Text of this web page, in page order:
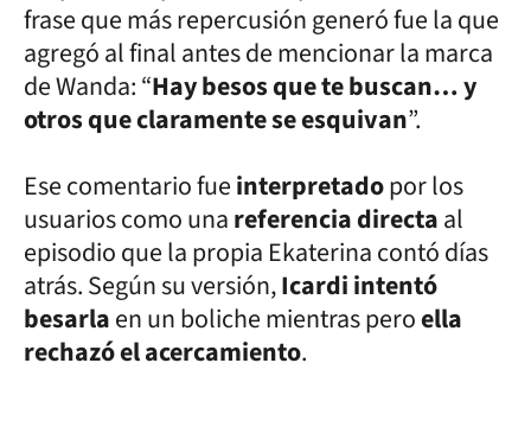
frase que más repercusión generó fue la que
agregó al final antes de mencionar la marca
de Wanda: “Hay besos que te buscan… y
otros que claramente se esquivan”.
Ese comentario fueinterpretadopor los
usuarios como unareferencia directaal
episodio que la propia Ekaterina contó días
atrás. Según su versión,Icardi intentó
besarlaen un boliche mientras peroella
rechazó el acercamiento.